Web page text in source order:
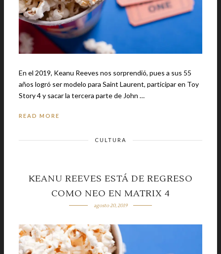
En el 2019, Keanu Reeves nos sorprendió, pues a sus 55
años logró ser modelo para Saint Laurent, participar en Toy
Story 4 y sacar la tercera parte de John …
READ MORE
CULTURA
KEANU REEVES ESTÁ DE REGRESO
COMO NEO EN MATRIX 4
agosto 20, 2019